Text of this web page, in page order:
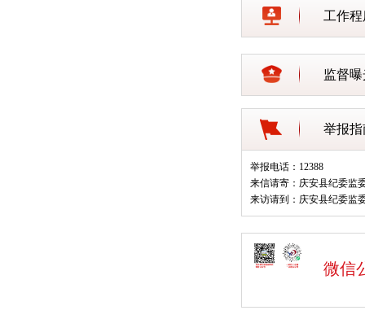
工作
监督
举报指
举报电话：12388
来信请寄：庆安县纪委监
来访请到：庆安县纪委监
微信